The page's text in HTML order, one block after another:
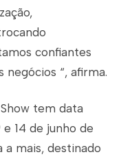
confiantes
“, afirma.
tem data
14 de junho de
a mais, destinado